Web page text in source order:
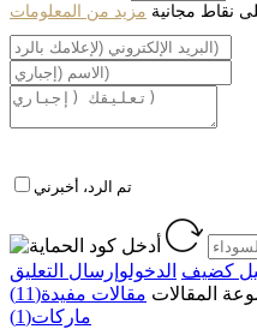
نقاط مجانية مزيد من المعلومات
تم الرد، أخبرني
كضيف الدخولوإرسال التعليق
المقالات مقالات مفيدة(11)
ماركات(1)